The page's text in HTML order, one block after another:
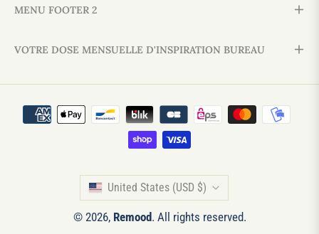
MENU FOOTER 2
VOTRE DOSE MENSUELLE D'INSPIRATION BUREAU
United States (USD $)
© 2026, Remood. All rights reserved.